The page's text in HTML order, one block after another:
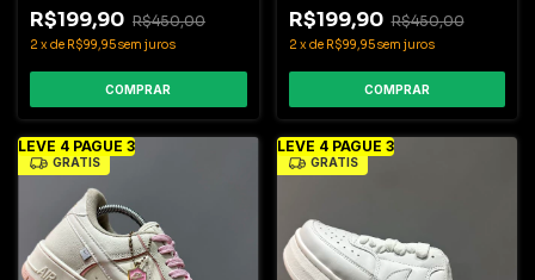
R$199,90 R$450,00
2 xde R$99,95sem juros
COMPRAR
R$199,90 R$450,00
2 xde R$99,95sem juros
COMPRAR
LEVE 4 PAGUE 3
GRÁTIS
LEVE 4 PAGUE 3
GRÁTIS